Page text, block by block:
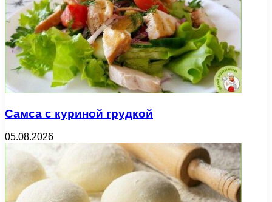
Самса с куриной грудкой
05.08.2026